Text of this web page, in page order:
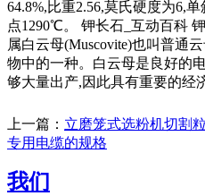
64.8%,比重2.56,莫氏硬度为6,
点1290℃。 钾长石_互动百科
属白云母(Muscovite)也叫普通
物中的一种。白云母是良好的
够大量出产,因此具有重要的经
上一篇： 立磨笼式选粉机切割
专用电缆的规格
我们